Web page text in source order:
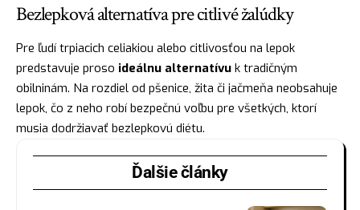
Bezlepková alternatíva pre citlivé žalúdky
Pre ľudí trpiacich celiakiou alebo citlivosťou na lepok
predstavuje proso ideálnu alternatívu k tradičným
obilninám. Na rozdiel od pšenice, žita či jačmeňa neobsahuje
lepok, čo z neho robí bezpečnú voľbu pre všetkých, ktorí
musia dodržiavať bezlepkovú diétu.
Ďalšie články